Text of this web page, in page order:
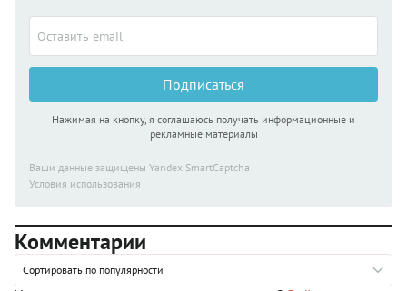
Подписаться
Нажимая на кнопку, я соглашаюсь получать информационные и
рекламные материалы
Ваши данные защищены Yandex SmartCaptcha
Условия использования
Комментарии
Сортировать по популярности